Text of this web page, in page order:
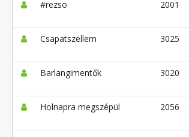
#rezso 2001
Csapatszellem 3025
Barlangimentők 3020
Holnapra megszépül 2056